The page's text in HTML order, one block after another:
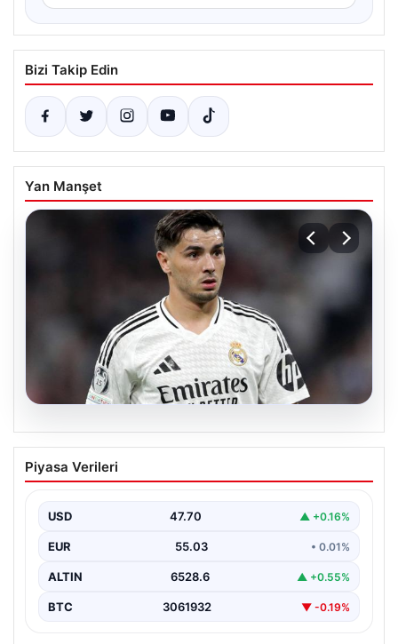
Bizi Takip Edin
Yan Manşet
05.08.2026
Beşiktaş’ın sağ kanat arayışında
İspanya rotası: Real Madrid’den sürpriz
Muhammed Salah için sürdürülen görüşmelerin son
alternatif çözümlere hız…
Piyasa Verileri
USD 47.70 ▲ +0.16%
EUR 55.03 • 0.01%
ALTIN 6528.6 ▲ +0.55%
BTC 3061932 ▼ -0.19%